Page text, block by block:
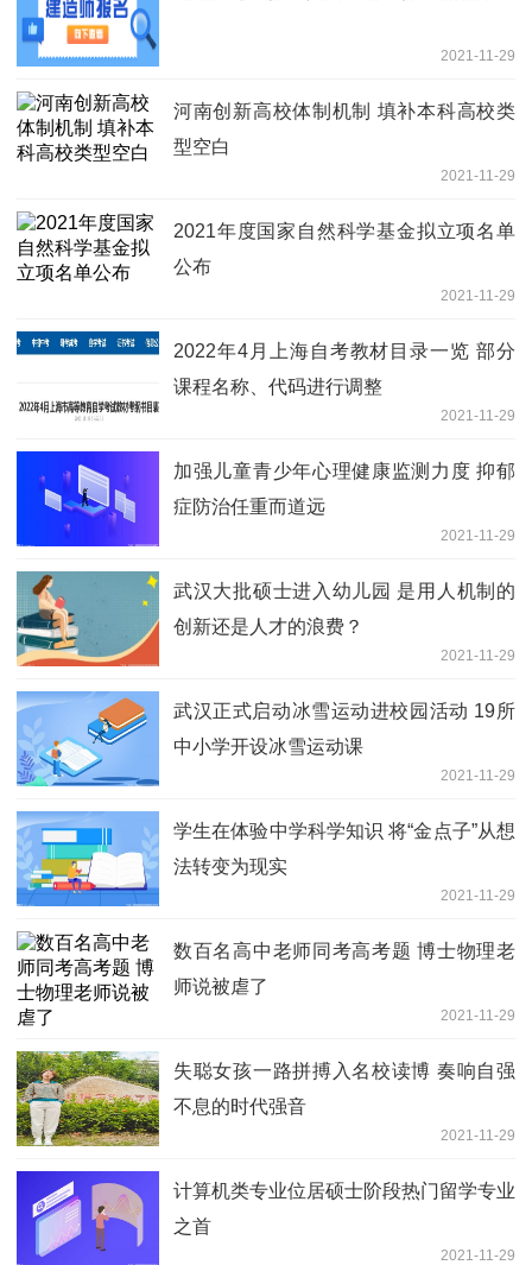
2021-11-29
河南创新高校体制机制 填补本科高校类
型空白
2021-11-29
2021年度国家自然科学基金拟立项名单
公布
2021-11-29
2022年4月上海自考教材目录一览 部分
课程名称、代码进行调整
2021-11-29
加强儿童青少年心理健康监测力度 抑郁
症防治任重而道远
2021-11-29
武汉大批硕士进入幼儿园 是用人机制的
创新还是人才的浪费？
2021-11-29
武汉正式启动冰雪运动进校园活动 19所
中小学开设冰雪运动课
2021-11-29
学生在体验中学科学知识 将“金点子”从想
法转变为现实
2021-11-29
数百名高中老师同考高考题 博士物理老
师说被虐了
2021-11-29
失聪女孩一路拼搏入名校读博 奏响自强
不息的时代强音
2021-11-29
计算机类专业位居硕士阶段热门留学专业
之首
2021-11-29